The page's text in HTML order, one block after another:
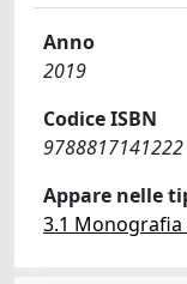
Anno
2019
Codice ISBN
9788817141222
Appare nelle
3.1